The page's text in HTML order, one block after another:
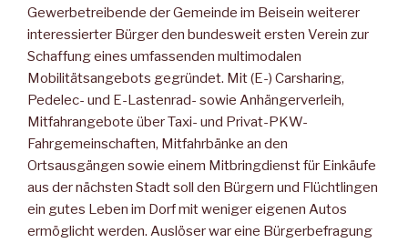
Gewerbetreibende der Gemeinde im Beisein weiterer
interessierter Bürger den bundesweit ersten Verein zur
Schaffung eines umfassenden multimodalen
Mobilitätsangebots gegründet. Mit (E-) Carsharing,
Pedelec- und E-Lastenrad- sowie Anhängerverleih,
Mitfahrangebote über Taxi- und Privat-PKW-
Fahrgemeinschaften, Mitfahrbänke an den
Ortsausgängen sowie einem Mitbringdienst für Einkäufe
aus der nächsten Stadt soll den Bürgern und Flüchtlingen
ein gutes Leben im Dorf mit weniger eigenen Autos
ermöglicht werden. Auslöser war eine Bürgerbefragung